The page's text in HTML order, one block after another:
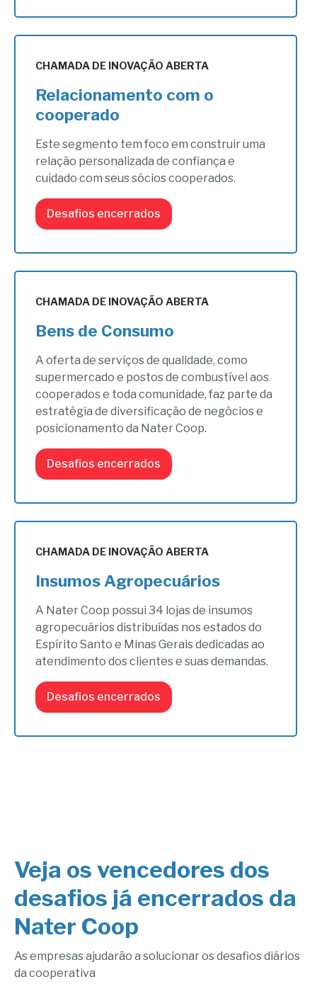
CHAMADA DE INOVAÇÃO ABERTA
Relacionamento com o
cooperado
Este segmento tem foco em construir uma
relação personalizada de confiança e
cuidado com seus sócios cooperados.
Desafios encerrados
CHAMADA DE INOVAÇÃO ABERTA
Bens de Consumo
A oferta de serviços de qualidade, como
supermercado e postos de combustível aos
cooperados e toda comunidade, faz parte da
estratégia de diversificação de negócios e
posicionamento da Nater Coop.
Desafios encerrados
CHAMADA DE INOVAÇÃO ABERTA
Insumos Agropecuários
A Nater Coop possui 34 lojas de insumos
agropecuários distribuídas nos estados do
Espírito Santo e Minas Gerais dedicadas ao
atendimento dos clientes e suas demandas.
Desafios encerrados
Veja os vencedores dos
desafios já encerrados da
Nater Coop
As empresas ajudarão a solucionar os desafios diários
da cooperativa